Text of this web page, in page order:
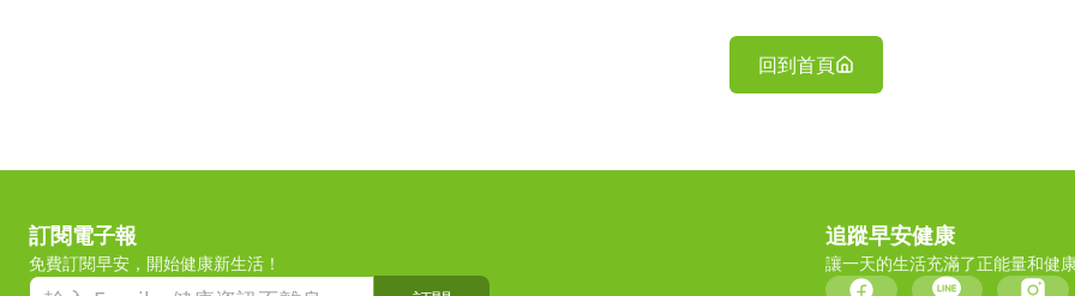
回到首頁
訂閱電子報
免費訂閱早安，開始健康新生活！
追蹤早安健康
讓一天的生活充滿了正能量和健